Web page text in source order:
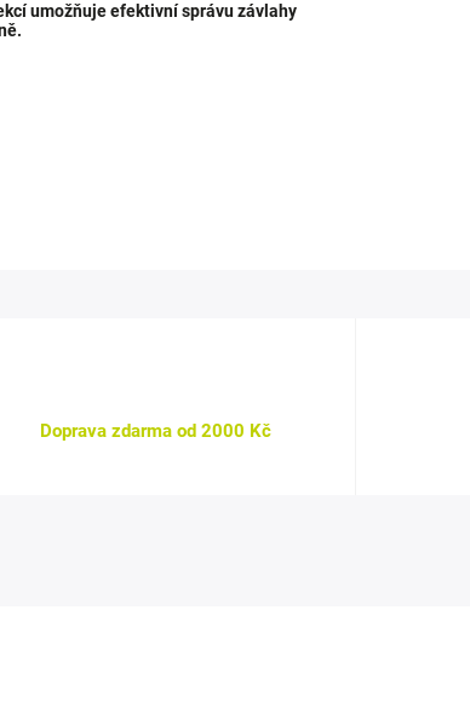
umožňuje efektivní správu závlahy
Doprava zdarma od 2000 Kč